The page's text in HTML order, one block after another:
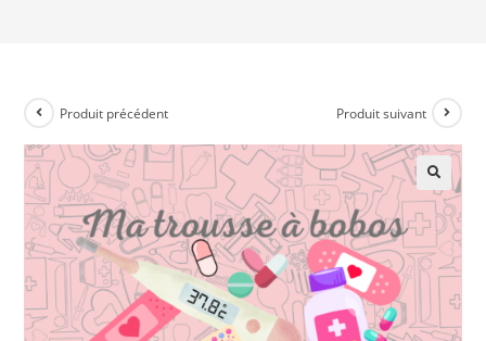
Produit précédent Produit suivant
🔍